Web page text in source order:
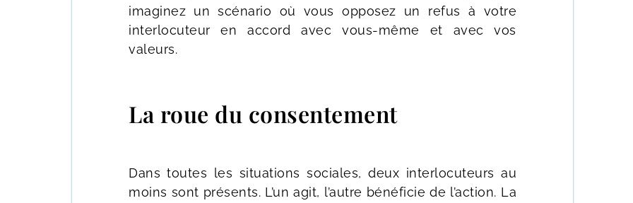
imaginez un scénario où vous opposez un refus à votre
interlocuteur en accord avec vous-même et avec vos
valeurs.
La roue du consentement
Dans toutes les situations sociales, deux interlocuteurs au
moins sont présents. L’un agit, l’autre bénéficie de l’action. La